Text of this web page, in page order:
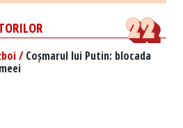
/Coșmarul lui Putin: blocada